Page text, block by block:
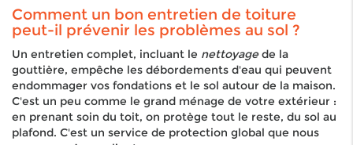
Comment un bon entretien de toiture
peut-il prévenir les problèmes au sol ?
Un entretien complet, incluant le nettoyagede la
gouttière, empêche les débordements d'eau qui peuvent
endommager vos fondations et le sol autour de la maison.
C'est un peu comme le grand ménage de votre extérieur :
en prenant soin du toit, on protège tout le reste, du sol au
plafond. C'est un service de protection global que nous